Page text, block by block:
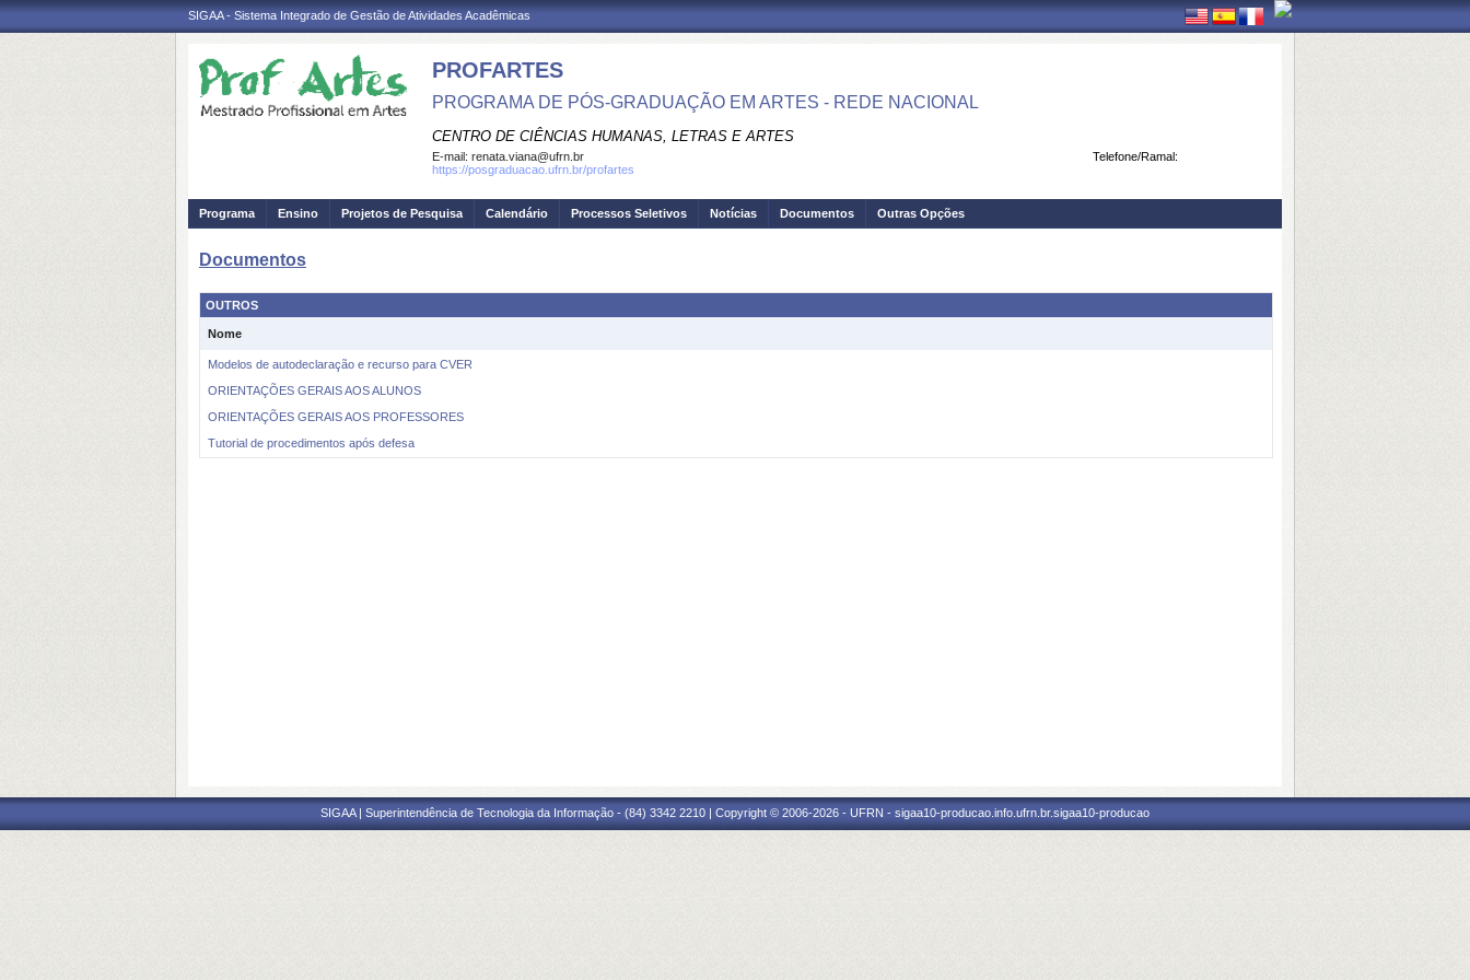
SIGAA - Sistema Integrado de Gestão de Atividades Acadêmicas
PROFARTES
PROGRAMA DE PÓS-GRADUAÇÃO EM ARTES - REDE NACIONAL
CENTRO DE CIÊNCIAS HUMANAS, LETRAS E ARTES
Telefone/Ramal:
E-mail: renata.viana@ufrn.br
https://posgraduacao.ufrn.br/profartes
Programa Ensino Projetos de Pesquisa Calendário Processos Seletivos Notícias Documentos Outras Opções
Documentos
OUTROS
Nome
Modelos de autodeclaração e recurso para CVER
ORIENTAÇÕES GERAIS AOS ALUNOS
ORIENTAÇÕES GERAIS AOS PROFESSORES
Tutorial de procedimentos após defesa
SIGAA | Superintendência de Tecnologia da Informação - (84) 3342 2210 | Copyright © 2006-2026 - UFRN - sigaa10-producao.info.ufrn.br.sigaa10-producao